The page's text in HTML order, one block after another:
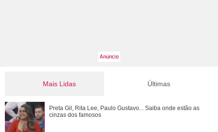
Mais Lidas
Luma Cesar, filha de Elaine Mickely e César Filho, anuncia
nascimento do primeiro filho: Ind...
Últimas
Preta Gil, Rita Lee, Paulo Gustavo... Saiba onde estão as
cinzas dos famosos